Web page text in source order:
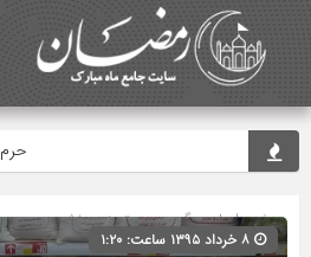
حرم
صفحه اصلی» گروه » دسته‌بندی نشده